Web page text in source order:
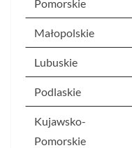
Pomorskie
Małopolskie
Lubuskie
Podlaskie
Kujawsko-
Pomorskie